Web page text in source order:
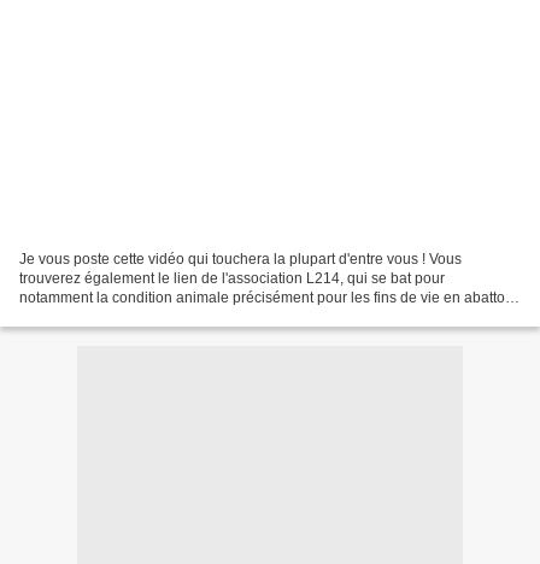
Je vous poste cette vidéo qui touchera la plupart d'entre vous ! Vous
trouverez également le lien de l'association L214, qui se bat pour
notamment la condition animale précisément pour les fins de vie en abattoir,